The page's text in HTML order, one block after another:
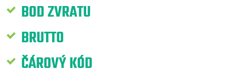
BOD ZVRATU
BRUTTO
ČÁROVÝ KÓD